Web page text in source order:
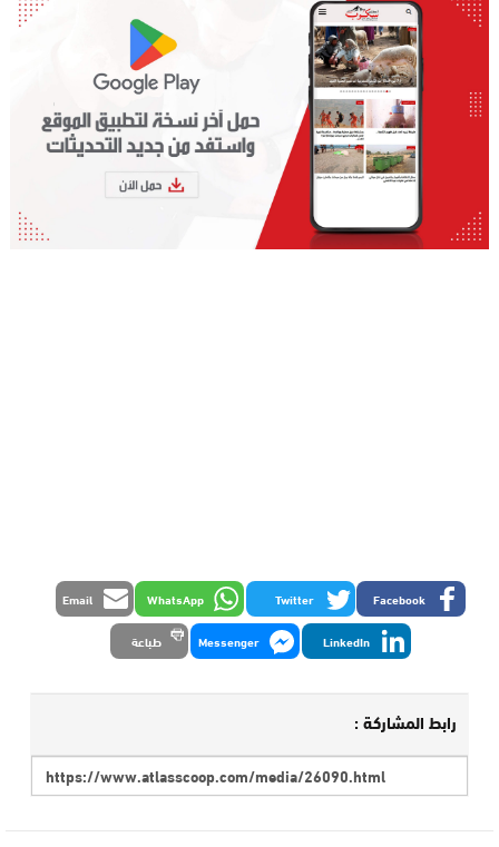
Facebook
Twitter
WhatsApp
Email
LinkedIn
Messenger طباعة
رابط المشاركة :